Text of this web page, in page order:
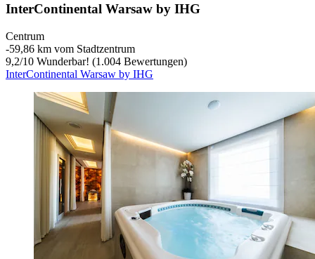
InterContinental Warsaw by IHG
Centrum
‐59,86 km vom Stadtzentrum
9,2/10 Wunderbar! (1.004 Bewertungen)
InterContinental Warsaw by IHG